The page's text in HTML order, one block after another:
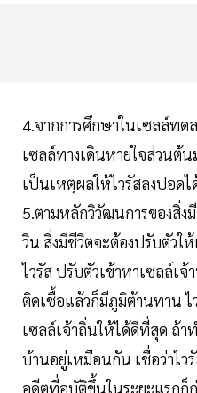
4.จากการศึกษาในเซลล์ทด
เซลล์ทางเดินหายใจส่วนต้
เป็นเหตุผลให้ไวรัสลงปอดไ
5.ตามหลักวิวัฒนการของสิ่ง
วิน สิ่งมีชีวิตจะต้องปรับตัวใ
ไวรัส ปรับตัวเข้าหาเซลล์เ
ติดเชื้อแล้วก็มีภูมิต้านทาน ไ
เซลล์เจ้าถิ่นให้ได้ดีที่สุด ถ้า
บ้านอยู่เหมือนกัน เชื่อว่าไว
อดีตที่อุบัติขึ้นในระยะแรกก็